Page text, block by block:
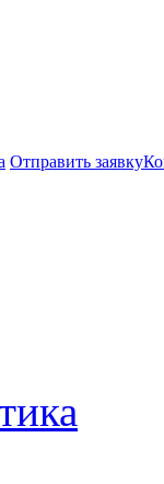
Отправить заявку